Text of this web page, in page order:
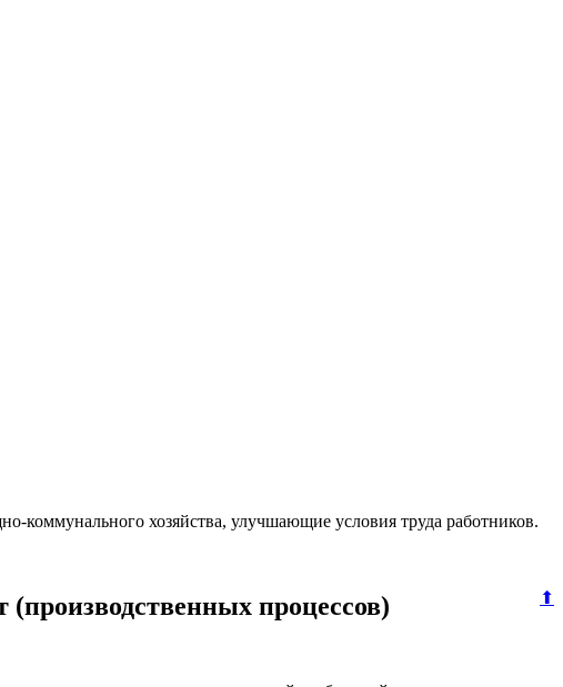
коммунального хозяйства, улучшающие условия труда работников.
⬆
процессов)